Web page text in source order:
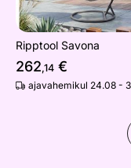
Ripptool Savona
262,14 €
ajavahemikul 24.08 -